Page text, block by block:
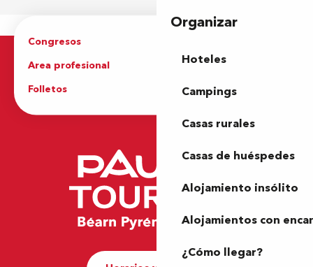
Organizar
Hoteles
Campings
Casas rurales
Casas de huéspedes
Alojamiento insólito
Alojamientos con
¿Cómo llegar?
Congresos
Area profesional
Prensa
Folletos
Oficina de Turismo